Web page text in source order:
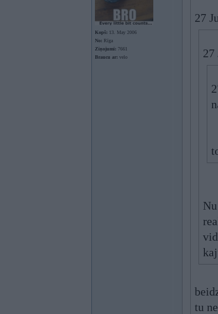
Kopš: 13. May 2006
No: Rīga
Ziņojumi: 7661
Braucu ar: velo
27
27
tu